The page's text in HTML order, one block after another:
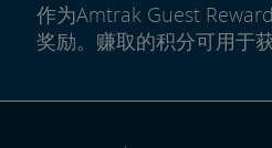
作为Amtrak Guest
奖励。赚取的积分可用于